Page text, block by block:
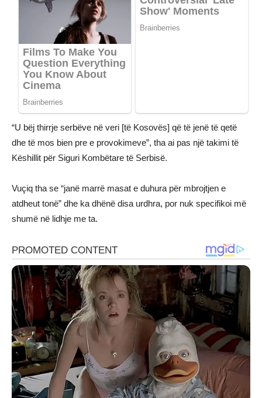
“U bëj thirrje serbëve në veri [të Kosovës] që të jenë të qetë
dhe të mos bien pre e provokimeve”, tha ai pas një takimi të
Këshillit për Siguri Kombëtare të Serbisë.
Vuçiq tha se “janë marrë masat e duhura për mbrojtjen e
atdheut tonë” dhe ka dhënë disa urdhra, por nuk specifikoi më
shumë në lidhje me ta.